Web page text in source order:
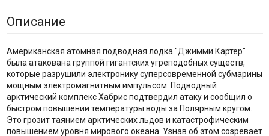
Описание
Американская атомная подводная лодка "Джимми Картер"
была атакована группой гигантских угреподобных существ,
которые разрушили электронику суперсовременной субмарины
мощным электромагнитным импульсом. Подводный
арктический комплекс Хабрис подтвердил атаку и сообщил о
быстром повышении температуры воды за Полярным кругом.
Это грозит таянием арктических льдов и катастрофическим
повышением уровня мирового океана. Узнав об этом созревает